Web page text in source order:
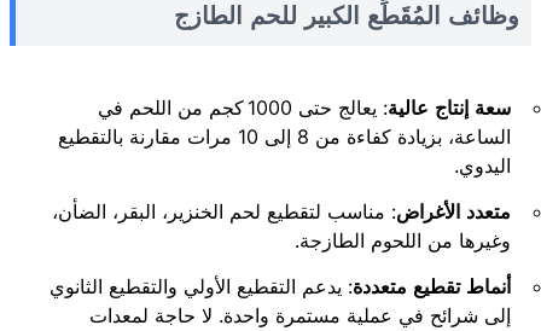
وظائف المُقَطِّع الكبير للحم الطازج
سعة إنتاج عالية
: يعالج حتى 1000 كجم من اللحم في
الساعة، بزيادة كفاءة من 8 إلى 10 مرات مقارنة بالتقطيع
اليدوي.
متعدد الأغراض: مناسب لتقطيع لحم الخنزير، البقر، الضأن،
وغيرها من اللحوم الطازجة.
أنماط تقطيع متعددة: يدعم التقطيع الأولي والتقطيع الثانوي
إلى شرائح في عملية مستمرة واحدة. لا حاجة لمعدات